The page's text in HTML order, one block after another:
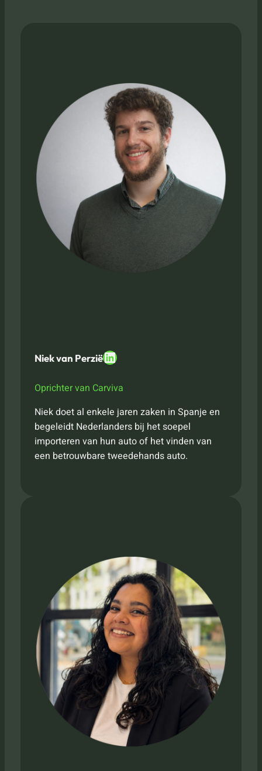
Niek van PerziëLinkedIn
Oprichter van Carviva
Niek doet al enkele jaren zaken in Spanje en
begeleidt Nederlanders bij het soepel
importeren van hun auto of het vinden van
een betrouwbare tweedehands auto.